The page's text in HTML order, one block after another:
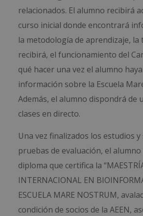
relacionados. El alumno recibirá
curso inicial donde encontrará
la metodología de aprendizaje, la
recibirá, el funcionamiento del
qué hacer una vez el alumno
información sobre la Escuela
Además, el alumno dispondrá de
clases en directo.
Una vez finalizados los estudios
pruebas de evaluación, el
diploma que certifica la
INTERNACIONAL EN
ESCUELA MARE NOSTRUM,
condición de socios de la AEEN,